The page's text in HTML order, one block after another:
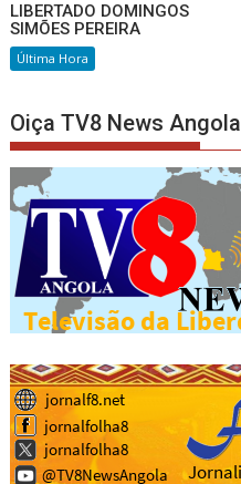
LIBERTADO DOMINGOS
SIMÕES PEREIRA
Última Hora
Oiça TV8 News Angola